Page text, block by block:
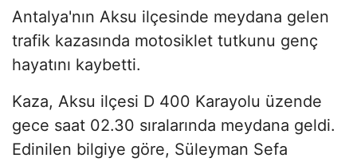
Antalya'nın Aksu ilçesinde meydana gelen
trafik kazasında motosiklet tutkunu genç
hayatını kaybetti.
Kaza, Aksu ilçesi D 400 Karayolu üzende
gece saat 02.30 sıralarında meydana geldi.
Edinilen bilgiye göre, Süleyman Sefa